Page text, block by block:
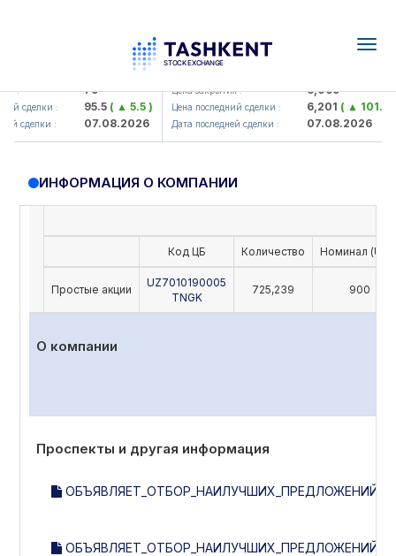
: 79
сделки : 95.5( ▲ 5.5 )
сделки : 07.08.2026
UZMK (<O'zmetkombinat> AJ)
Цена закрытия : 6,099
Цена последний сделки : 6,201( ▲ 101.04 )
Дата последней сделки : 07.08.2026
ИНФОРМАЦИЯ О КОМПАНИИ
Код ЦБ Количество Номинал
Простые акции
UZ7010190005
TNGK
725,239 900
О компании
Проспекты и другая информация